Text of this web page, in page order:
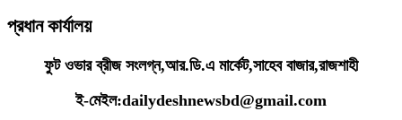
প্রধান কার্যালয়
ফুট ওভার ব্রীজ সংলগ্ন,আর.ডি.এ মার্কেট,সাহেব বাজার,রাজশাহী
ই-মেইল:dailydeshnewsbd@gmail.com